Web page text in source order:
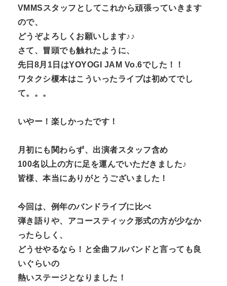
VMMSスタッフとしてこれから頑張っていきます
ので、
どうぞよろしくお願いします♪♪
さて、冒頭でも触れたように、
先日8月1日はYOYOGI JAM Vo.6でした！！
ワタクシ榎本はこういったライブは初めてでし
て。。。
いやー！楽しかったです！
月初にも関わらず、出演者スタッフ含め
100名以上の方に足を運んでいただきました♪
皆様、本当にありがとうございました！
今回は、例年のバンドライブに比べ
弾き語りや、アコースティック形式の方が少なか
ったらしく、
どうせやるなら！と全曲フルバンドと言っても良
いぐらいの
熱いステージとなりました！